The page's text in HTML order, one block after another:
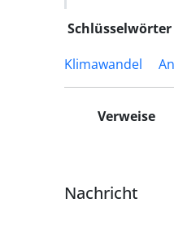
Schlüsselwörter
Klimawandel
Verweise
Nachricht